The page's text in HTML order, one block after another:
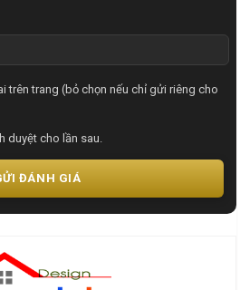
trên trang (bỏ chọn nếu chỉ gửi riêng cho
duyệt cho lần sau.
ĐÁNH GIÁ